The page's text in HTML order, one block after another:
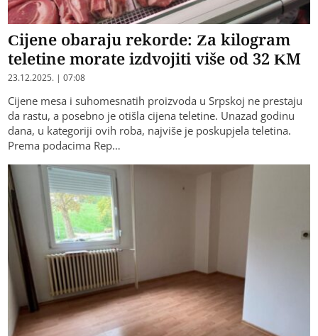
Cijene obaraju rekorde: Za kilogram
teletine morate izdvojiti više od 32 KM
23.12.2025. | 07:08
Cijene mesa i suhomesnatih proizvoda u Srpskoj ne prestaju
da rastu, a posebno je otišla cijena teletine. Unazad godinu
dana, u kategoriji ovih roba, najviše je poskupjela teletina.
Prema podacima Rep…